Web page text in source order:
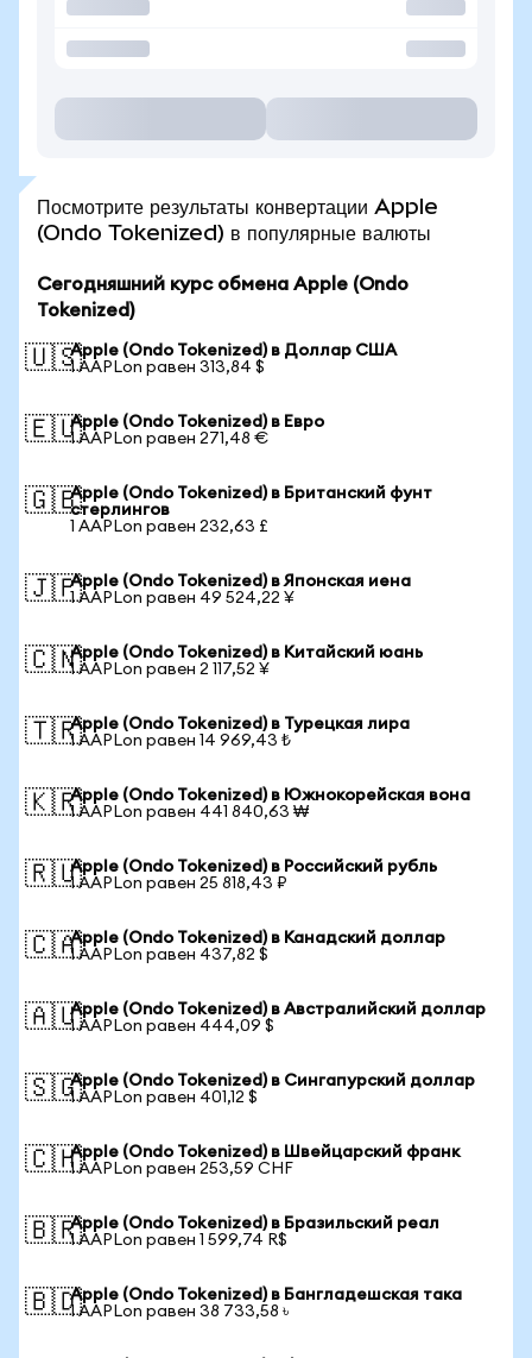
Посмотрите результаты конвертации Apple
(Ondo Tokenized) в популярные валюты
Сегодняшний курс обмена Apple (Ondo
Tokenized)
🇺🇸Apple (Ondo Tokenized) в Доллар США
1 AAPLon равен 313,84 $
🇪🇺Apple (Ondo Tokenized) в Евро
1 AAPLon равен 271,48 €
🇬🇧Apple (Ondo Tokenized) в Британский фунт
стерлингов
1 AAPLon равен 232,63 £
🇯🇵Apple (Ondo Tokenized) в Японская иена
1 AAPLon равен 49 524,22 ¥
🇨🇳Apple (Ondo Tokenized) в Китайский юань
1 AAPLon равен 2 117,52 ¥
🇹🇷Apple (Ondo Tokenized) в Турецкая лира
1 AAPLon равен 14 969,43 ₺
🇰🇷Apple (Ondo Tokenized) в Южнокорейская вона
1 AAPLon равен 441 840,63 ₩
🇷🇺Apple (Ondo Tokenized) в Российский рубль
1 AAPLon равен 25 818,43 ₽
🇨🇦Apple (Ondo Tokenized) в Канадский доллар
1 AAPLon равен 437,82 $
🇦🇺Apple (Ondo Tokenized) в Австралийский доллар
1 AAPLon равен 444,09 $
🇸🇬Apple (Ondo Tokenized) в Сингапурский доллар
1 AAPLon равен 401,12 $
🇨🇭Apple (Ondo Tokenized) в Швейцарский франк
1 AAPLon равен 253,59 CHF
🇧🇷Apple (Ondo Tokenized) в Бразильский реал
1 AAPLon равен 1 599,74 R$
🇧🇩Apple (Ondo Tokenized) в Бангладешская така
1 AAPLon равен 38 733,58 ৳